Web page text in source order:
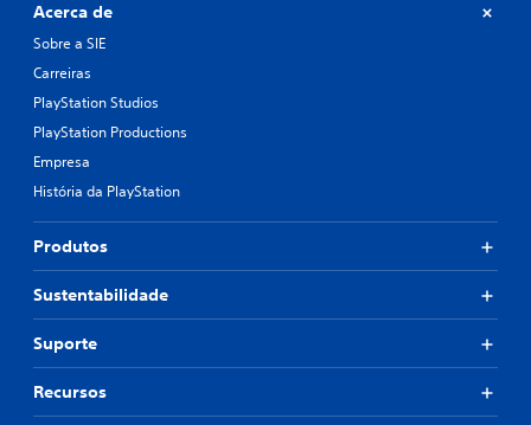
Acerca de
Sobre a SIE
Carreiras
PlayStation Studios
PlayStation Productions
Empresa
História da PlayStation
Produtos
Sustentabilidade
Suporte
Recursos